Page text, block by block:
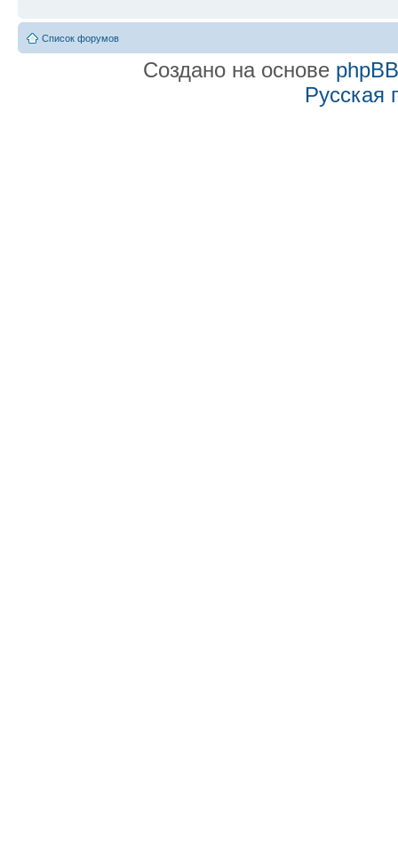
Список форумов
Создано на основе phpBB
Русская